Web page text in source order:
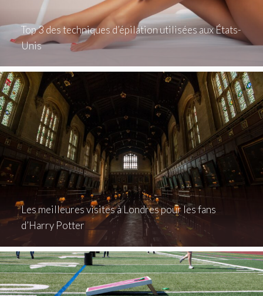
Top 3 des techniques d’épilation utilisées aux États-
Unis
Les meilleures visites à Londres pour les fans
d’Harry Potter